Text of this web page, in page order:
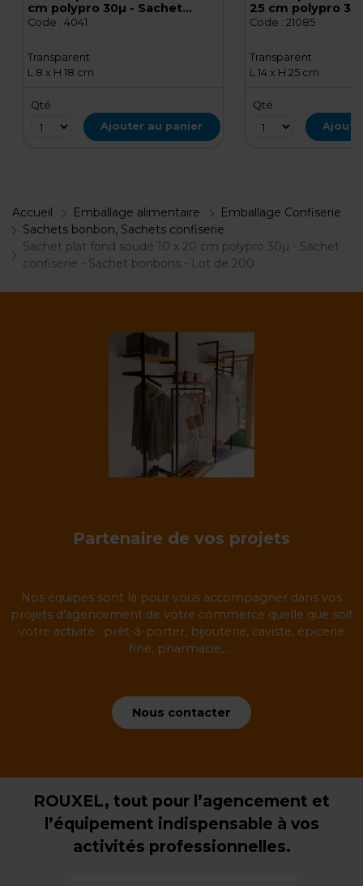
cm polypro 30µ - Sachet
confiserie - Sachet bonbons -
Code : 4041
Transparent
L 8 x H 18 cm
Qté
Ajouter au panier
25 cm polypro
confiserie -
Code : 21085
Transparent
L 14 x H 25 cm
Qté
Accueil Emballage alimentaire
Emballage Confiserie
Sachets bonbon, Sachets confiserie
Sachet plat fond soudé 10 x 20 cm polypro 30µ - Sachet
confiserie - Sachet bonbons - Lot de 200
Partenaire de vos projets
Nos équipes sont là pour vous accompagner dans vos
projets d'agencement de votre commerce quelle que soit
votre activité : prêt-à-porter, bijouterie, caviste, épicerie
fine, pharmacie, ...
Nous contacter
ROUXEL, tout pour l’agencement et
l’équipement indispensable à vos
activités professionnelles.